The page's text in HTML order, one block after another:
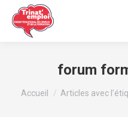
forum
Vous êtes ici :
Accueil Articles avec